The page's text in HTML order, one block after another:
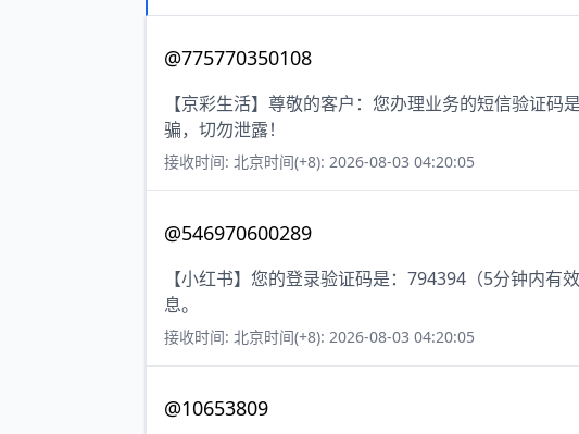
@775770350108
【京彩生活】尊敬的客户：您办理业务的短信验证
骗，切勿泄露！
接收时间: 北京时间(+8): 2026-08-03 04:20:05
@546970600289
【小红书】您的登录验证码是：794394（5分钟内
息。
接收时间: 北京时间(+8): 2026-08-03 04:20:05
@10653809